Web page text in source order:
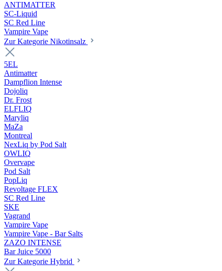
ANTIMATTER
SC-Liquid
SC Red Line
Vampire Vape
Zur Kategorie Nikotinsalz
5EL
Antimatter
Dampflion Intense
Dojoliq
Dr. Frost
ELFLIQ
Maryliq
MaZa
Montreal
NexLiq by Pod Salt
OWLIQ
Overvape
Pod Salt
PopLiq
Revoltage FLEX
SC Red Line
SKE
Vagrand
Vampire Vape
Vampire Vape - Bar Salts
ZAZO INTENSE
Bar Juice 5000
Zur Kategorie Hybrid